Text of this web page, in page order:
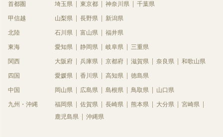
首都圏 埼玉県 東京都 神奈川県 千葉県
甲信越 山梨県 長野県 新潟県
北陸 石川県 富山県 福井県
東海 愛知県 静岡県 岐阜県 三重県
関西 大阪府 兵庫県 京都府 滋賀県 奈良県 和歌山県
四国 愛媛県 香川県 高知県 徳島県
中国 岡山県 広島県 島根県 鳥取県 山口県
九州・沖縄 福岡県 佐賀県 長崎県 熊本県 大分県
宮崎県
鹿児島県
沖縄県